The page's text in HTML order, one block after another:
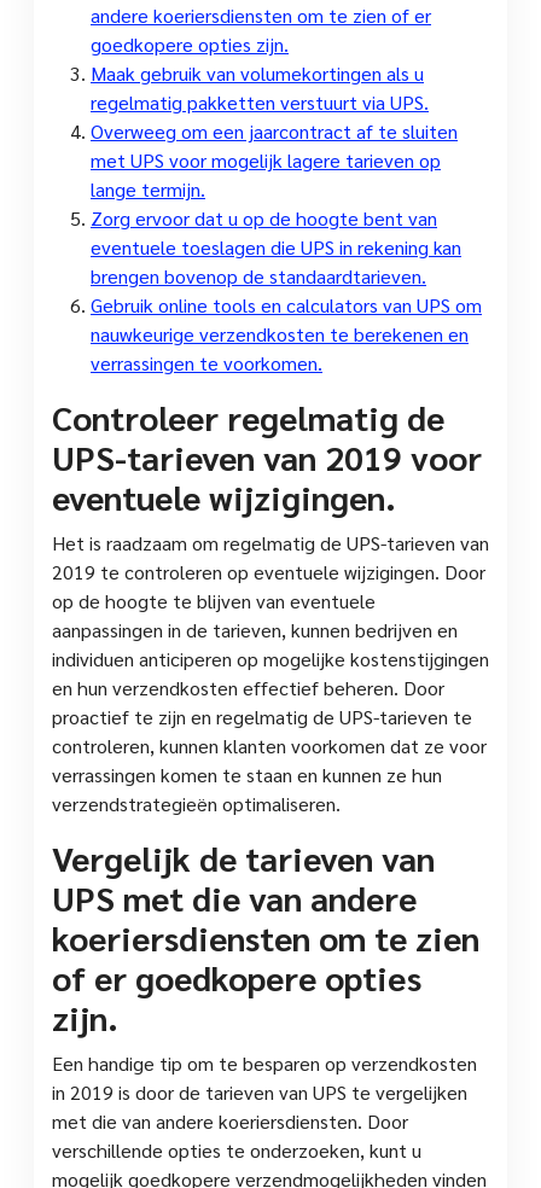
andere koeriersdiensten om te zien of er
goedkopere opties zijn.
Maak gebruik van volumekortingen als u
regelmatig pakketten verstuurt via UPS.
Overweeg om een jaarcontract af te sluiten
met UPS voor mogelijk lagere tarieven op
lange termijn.
Zorg ervoor dat u op de hoogte bent van
eventuele toeslagen die UPS in rekening kan
brengen bovenop de standaardtarieven.
Gebruik online tools en calculators van UPS om
nauwkeurige verzendkosten te berekenen en
verrassingen te voorkomen.
Controleer regelmatig de
UPS-tarieven van 2019 voor
eventuele wijzigingen.
Het is raadzaam om regelmatig de UPS-tarieven van
2019 te controleren op eventuele wijzigingen. Door
op de hoogte te blijven van eventuele
aanpassingen in de tarieven, kunnen bedrijven en
individuen anticiperen op mogelijke kostenstijgingen
en hun verzendkosten effectief beheren. Door
proactief te zijn en regelmatig de UPS-tarieven te
controleren, kunnen klanten voorkomen dat ze voor
verrassingen komen te staan en kunnen ze hun
verzendstrategieën optimaliseren.
Vergelijk de tarieven van
UPS met die van andere
koeriersdiensten om te zien
of er goedkopere opties
zijn.
Een handige tip om te besparen op verzendkosten
in 2019 is door de tarieven van UPS te vergelijken
met die van andere koeriersdiensten. Door
verschillende opties te onderzoeken, kunt u
mogelijk goedkopere verzendmogelijkheden vinden